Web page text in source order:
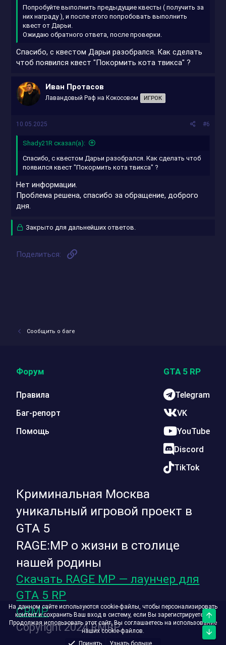
Попробуйте выполнить предыдущие квесты ( получить за
них награду ), и после этого попробовать выполнить
квест от Дарьи.
Ожидаю обратного ответа, после проверки.
Спасибо, с квестом Дарьи разобрался. Как сделать
чтоб появился квест "Покормить кота твикса" ?
Иван Протасов
Лавандовый Раф на Кокосовом ИГРОК
10.05.2025 #6
Shady21R сказал(а):
Спасибо, с квестом Дарьи разобрался. Как сделать чтоб
появился квест "Покормить кота твикса" ?
Нет информации.
Проблема решена, спасибо за обращение, доброго
дня.
Закрыто для дальнейших ответов.
Поделиться:
Сообщить о баге
Криминальная Москва
уникальный игровой проект в
GTA 5
RAGE:MP о жизни в столице
нашей родины
Скачать RAGE MP — лаунчер для
GTA 5 RP
CRMP
Copyright 2024 RMRP
Форум
Правила
Баг-репорт
Помощь
GTA 5 RP
Telegram
VK
YouTube
Discord
TikTok
На данном сайте используются cookie-файлы, чтобы персонализировать
контент и сохранить Ваш вход в систему, если Вы зарегистрируетесь.
Продолжая использовать этот сайт, Вы соглашаетесь на использование
наших cookie-файлов.
Принять
Узнать больше....
Верх
Низ